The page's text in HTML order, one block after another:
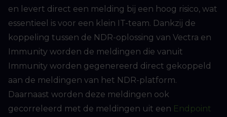
en levert direct een melding bij een hoog risico, wat
essentieel is voor een klein IT-team. Dankzij de
koppeling tussen de NDR-oplossing van Vectra en
Immunity worden de meldingen die vanuit
Immunity worden gegenereerd direct gekoppeld
aan de meldingen van het NDR-platform.
Daarnaast worden deze meldingen ook
gecorreleerd met de meldingen uit een Endpoint